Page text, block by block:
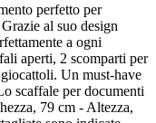
perfetto per
al suo design
a ogni
aperti, 2 scomparti per
Un must-have
scaffale per documenti
79 cm - Altezza,